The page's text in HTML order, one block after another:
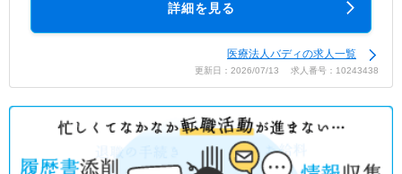
詳細を見る
医療法人バディの求人一覧
更新日：2026/07/13 求人番号：10243438